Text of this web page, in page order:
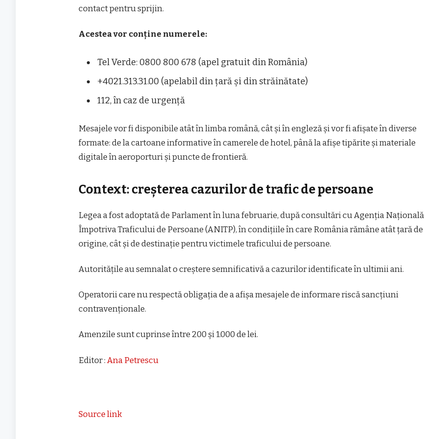
contact pentru sprijin.
Acestea vor conține numerele:
Tel Verde: 0800 800 678 (apel gratuit din România)
+4021.313.31.00 (apelabil din țară și din străinătate)
112, în caz de urgență
Mesajele vor fi disponibile atât în limba română, cât și în engleză și vor fi afișate în diverse
formate: de la cartoane informative în camerele de hotel, până la afișe tipărite și materiale
digitale în aeroporturi și puncte de frontieră.
Context: creșterea cazurilor de trafic de persoane
Legea a fost adoptată de Parlament în luna februarie, după consultări cu Agenția Națională
Împotriva Traficului de Persoane (ANITP), în condițiile în care România rămâne atât țară de
origine, cât și de destinație pentru victimele traficului de persoane.
Autoritățile au semnalat o creștere semnificativă a cazurilor identificate în ultimii ani.
Operatorii care nu respectă obligația de a afișa mesajele de informare riscă sancțiuni
contravenționale.
Amenzile sunt cuprinse între 200 și 1.000 de lei.
Editor : Ana Petrescu
Source link